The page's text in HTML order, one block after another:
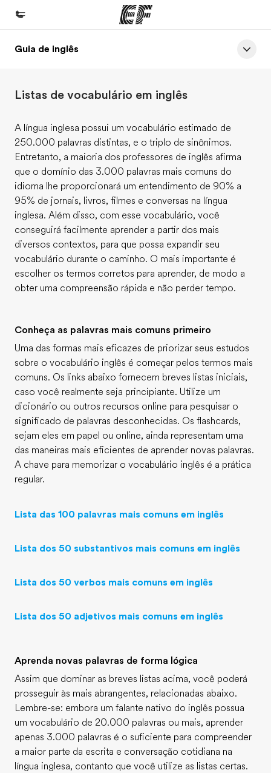
Início
Programas
Lojas
Encontre uma loja
Sobre nós
Quem somos
Carreiras
Junte-se a nós
Guia de inglês
Listas de vocabulário em inglês
A língua inglesa possui um vocabulário estimado de
250.000 palavras distintas, e o triplo de sinônimos.
Entretanto, a maioria dos professores de inglês afirma
que o domínio das 3.000 palavras mais comuns do
idioma lhe proporcionará um entendimento de 90% a
95% de jornais, livros, filmes e conversas na língua
inglesa. Além disso, com esse vocabulário, você
conseguirá facilmente aprender a partir dos mais
diversos contextos, para que possa expandir seu
vocabulário durante o caminho. O mais importante é
escolher os termos corretos para aprender, de modo a
obter uma compreensão rápida e não perder tempo.
Conheça as palavras mais comuns primeiro
Uma das formas mais eficazes de priorizar seus estudos
sobre o vocabulário inglês é começar pelos termos mais
comuns. Os links abaixo fornecem breves listas iniciais,
caso você realmente seja principiante. Utilize um
dicionário ou outros recursos online para pesquisar o
significado de palavras desconhecidas. Os flashcards,
sejam eles em papel ou online, ainda representam uma
das maneiras mais eficientes de aprender novas palavras.
A chave para memorizar o vocabulário inglês é a prática
regular.
Lista das 100 palavras mais comuns em inglês
Lista dos 50 substantivos mais comuns em inglês
Lista dos 50 verbos mais comuns em inglês
Lista dos 50 adjetivos mais comuns em inglês
Aprenda novas palavras de forma lógica
Assim que dominar as breves listas acima, você poderá
prosseguir às mais abrangentes, relacionadas abaixo.
Lembre-se: embora um falante nativo do inglês possua
um vocabulário de 20.000 palavras ou mais, aprender
apenas 3.000 palavras é o suficiente para compreender
a maior parte da escrita e conversação cotidiana na
língua inglesa, contanto que você utilize as listas certas.